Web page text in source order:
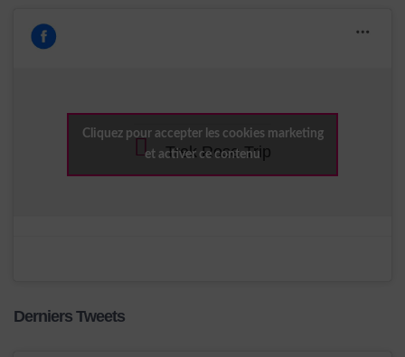
Trek Rose Trip
Cliquez pour accepter les cookies marketing
et activer ce contenu
Derniers Tweets